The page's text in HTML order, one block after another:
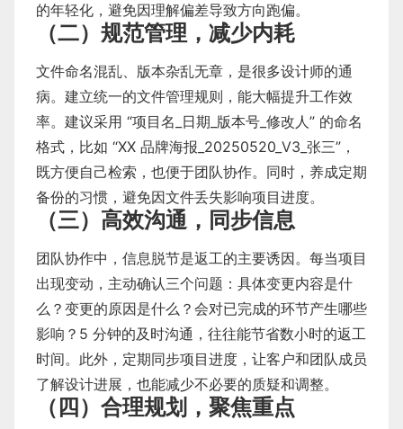
的年轻化，避免因理解偏差导致方向跑偏。
（二）规范管理，减少内耗
文件命名混乱、版本杂乱无章，是很多设计师的通
病。建立统一的文件管理规则，能大幅提升工作效
率。建议采用 “项目名_日期_版本号_修改人” 的命名
格式，比如 “XX 品牌海报_20250520_V3_张三”，
既方便自己检索，也便于团队协作。同时，养成定期
备份的习惯，避免因文件丢失影响项目进度。
（三）高效沟通，同步信息
团队协作中，信息脱节是返工的主要诱因。每当项目
出现变动，主动确认三个问题：具体变更内容是什
么？变更的原因是什么？会对已完成的环节产生哪些
影响？5 分钟的及时沟通，往往能节省数小时的返工
时间。此外，定期同步项目进度，让客户和团队成员
了解设计进展，也能减少不必要的质疑和调整。
（四）合理规划，聚焦重点